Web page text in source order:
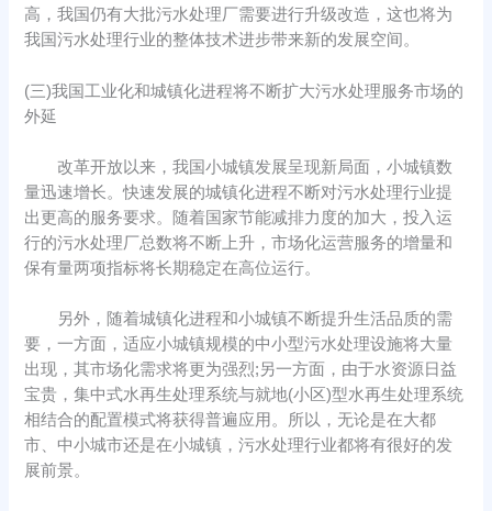
高，我国仍有大批污水处理厂需要进行升级改造，这也将为
我国污水处理行业的整体技术进步带来新的发展空间。
(三)我国工业化和城镇化进程将不断扩大污水处理服务市场的
外延
改革开放以来，我国小城镇发展呈现新局面，小城镇数
量迅速增长。快速发展的城镇化进程不断对污水处理行业提
出更高的服务要求。随着国家节能减排力度的加大，投入运
行的污水处理厂总数将不断上升，市场化运营服务的增量和
保有量两项指标将长期稳定在高位运行。
另外，随着城镇化进程和小城镇不断提升生活品质的需
要，一方面，适应小城镇规模的中小型污水处理设施将大量
出现，其市场化需求将更为强烈;另一方面，由于水资源日益
宝贵，集中式水再生处理系统与就地(小区)型水再生处理系统
相结合的配置模式将获得普遍应用。所以，无论是在大都
市、中小城市还是在小城镇，污水处理行业都将有很好的发
展前景。